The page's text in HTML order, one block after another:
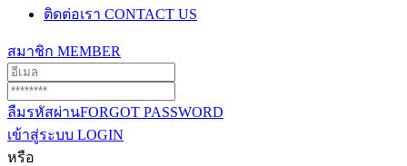
ติดต่อเรา CONTACT US
สมาชิก MEMBER
ลืมรหัสผ่านFORGOT PASSWORD
เข้าสู่ระบบ LOGIN
หรือ